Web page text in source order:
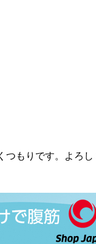
もりです。よろし